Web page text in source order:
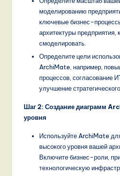
моделированию
ключевые бизнес-
архитектуры предприятия,
смоделировать.
Определите цели
ArchiMate, например,
процессов, согласование
улучшение
Шаг 2: Создание диаграмм
уровня
Используйте ArchiMate
высокого уровня вашей
Включите бизнес-роли,
технологическую